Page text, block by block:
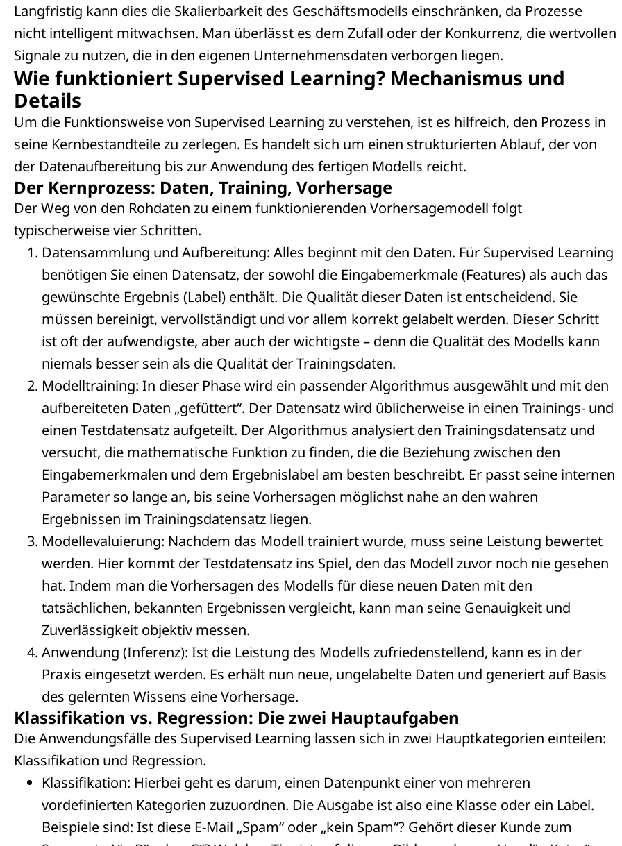
Langfristig kann dies die Skalierbarkeit des Geschäftsmodells einschränken, da Prozesse
nicht intelligent mitwachsen. Man überlässt es dem Zufall oder der Konkurrenz, die wertvollen
Signale zu nutzen, die in den eigenen Unternehmensdaten verborgen liegen.
Wie funktioniert Supervised Learning? Mechanismus und
Details
Um die Funktionsweise von Supervised Learning zu verstehen, ist es hilfreich, den Prozess in
seine Kernbestandteile zu zerlegen. Es handelt sich um einen strukturierten Ablauf, der von
der Datenaufbereitung bis zur Anwendung des fertigen Modells reicht.
Der Kernprozess: Daten, Training, Vorhersage
Der Weg von den Rohdaten zu einem funktionierenden Vorhersagemodell folgt
typischerweise vier Schritten.
Datensammlung und Aufbereitung: Alles beginnt mit den Daten. Für Supervised Learning
benötigen Sie einen Datensatz, der sowohl die Eingabemerkmale (Features) als auch das
gewünschte Ergebnis (Label) enthält. Die Qualität dieser Daten ist entscheidend. Sie
müssen bereinigt, vervollständigt und vor allem korrekt gelabelt werden. Dieser Schritt
ist oft der aufwendigste, aber auch der wichtigste – denn die Qualität des Modells kann
niemals besser sein als die Qualität der Trainingsdaten.
Modelltraining: In dieser Phase wird ein passender Algorithmus ausgewählt und mit den
aufbereiteten Daten „gefüttert“. Der Datensatz wird üblicherweise in einen Trainings- und
einen Testdatensatz aufgeteilt. Der Algorithmus analysiert den Trainingsdatensatz und
versucht, die mathematische Funktion zu finden, die die Beziehung zwischen den
Eingabemerkmalen und dem Ergebnislabel am besten beschreibt. Er passt seine internen
Parameter so lange an, bis seine Vorhersagen möglichst nahe an den wahren
Ergebnissen im Trainingsdatensatz liegen.
Modellevaluierung: Nachdem das Modell trainiert wurde, muss seine Leistung bewertet
werden. Hier kommt der Testdatensatz ins Spiel, den das Modell zuvor noch nie gesehen
hat. Indem man die Vorhersagen des Modells für diese neuen Daten mit den
tatsächlichen, bekannten Ergebnissen vergleicht, kann man seine Genauigkeit und
Zuverlässigkeit objektiv messen.
Anwendung (Inferenz): Ist die Leistung des Modells zufriedenstellend, kann es in der
Praxis eingesetzt werden. Es erhält nun neue, ungelabelte Daten und generiert auf Basis
des gelernten Wissens eine Vorhersage.
Klassifikation vs. Regression: Die zwei Hauptaufgaben
Die Anwendungsfälle des Supervised Learning lassen sich in zwei Hauptkategorien einteilen:
Klassifikation und Regression.
Klassifikation: Hierbei geht es darum, einen Datenpunkt einer von mehreren
vordefinierten Kategorien zuzuordnen. Die Ausgabe ist also eine Klasse oder ein Label.
Beispiele sind: Ist diese E-Mail „Spam“ oder „kein Spam“? Gehört dieser Kunde zum